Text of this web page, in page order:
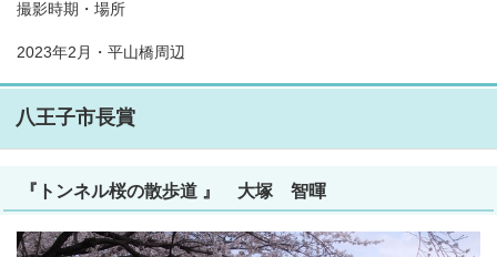
撮影時期・場所
2023年2月・平山橋周辺
八王子市長賞
『トンネル桜の散歩道 』 大塚 智暉